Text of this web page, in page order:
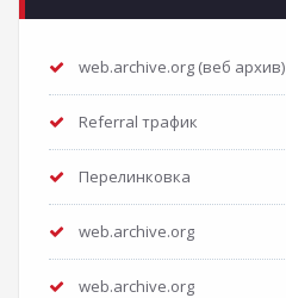
web.archive.org (веб архив)
Referral трафик
Перелинковка
web.archive.org
web.archive.org